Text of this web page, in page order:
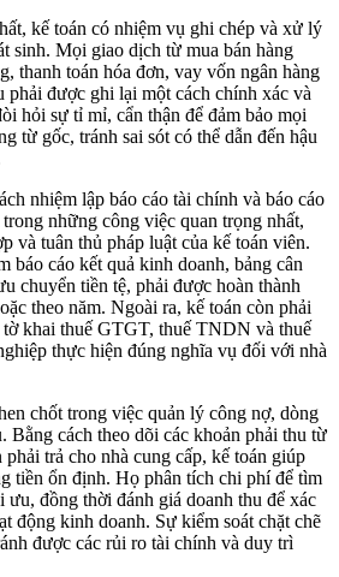
kế toán có nhiệm vụ ghi chép và xử lý
sinh. Mọi giao dịch từ mua bán hàng
thanh toán hóa đơn, vay vốn ngân hàng
phải được ghi lại một cách chính xác và
hỏi sự tỉ mỉ, cẩn thận để đảm bảo mọi
từ gốc, tránh sai sót có thể dẫn đến hậu
nhiệm lập báo cáo tài chính và báo cáo
những công việc quan trọng nhất,
và tuân thủ pháp luật của kế toán viên.
báo cáo kết quả kinh doanh, bảng cân
chuyển tiền tệ, phải được hoàn thành
theo năm. Ngoài ra, kế toán còn phải
tờ khai thuế GTGT, thuế TNDN và thuế
thực hiện đúng nghĩa vụ đối với nhà
chốt trong việc quản lý công nợ, dòng
Bằng cách theo dõi các khoản phải thu từ
trả cho nhà cung cấp, kế toán giúp
tiền ổn định. Họ phân tích chi phí để tìm
ưu, đồng thời đánh giá doanh thu để xác
động kinh doanh. Sự kiểm soát chặt chẽ
được các rủi ro tài chính và duy trì